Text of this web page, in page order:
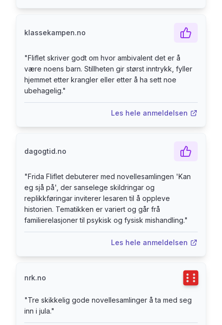
klassekampen.no
"Fliflet skriver godt om hvor ambivalent det er å
være noens barn. Stillheten gir størst inntrykk, fyller
hjemmet etter krangler eller etter å ha sett noe
ubehagelig."
Les hele anmeldelsen
dagogtid.no
"Frida Fliflet debuterer med novellesamlingen 'Kan
eg sjå på', der sanselege skildringar og
replikkføringar inviterer lesaren til å oppleve
historien. Tematikken er variert og går frå
familierelasjoner til psykisk og fysisk mishandling."
Les hele anmeldelsen
nrk.no
"Tre skikkelig gode novelle­samlinger å ta med seg
inn i jula."